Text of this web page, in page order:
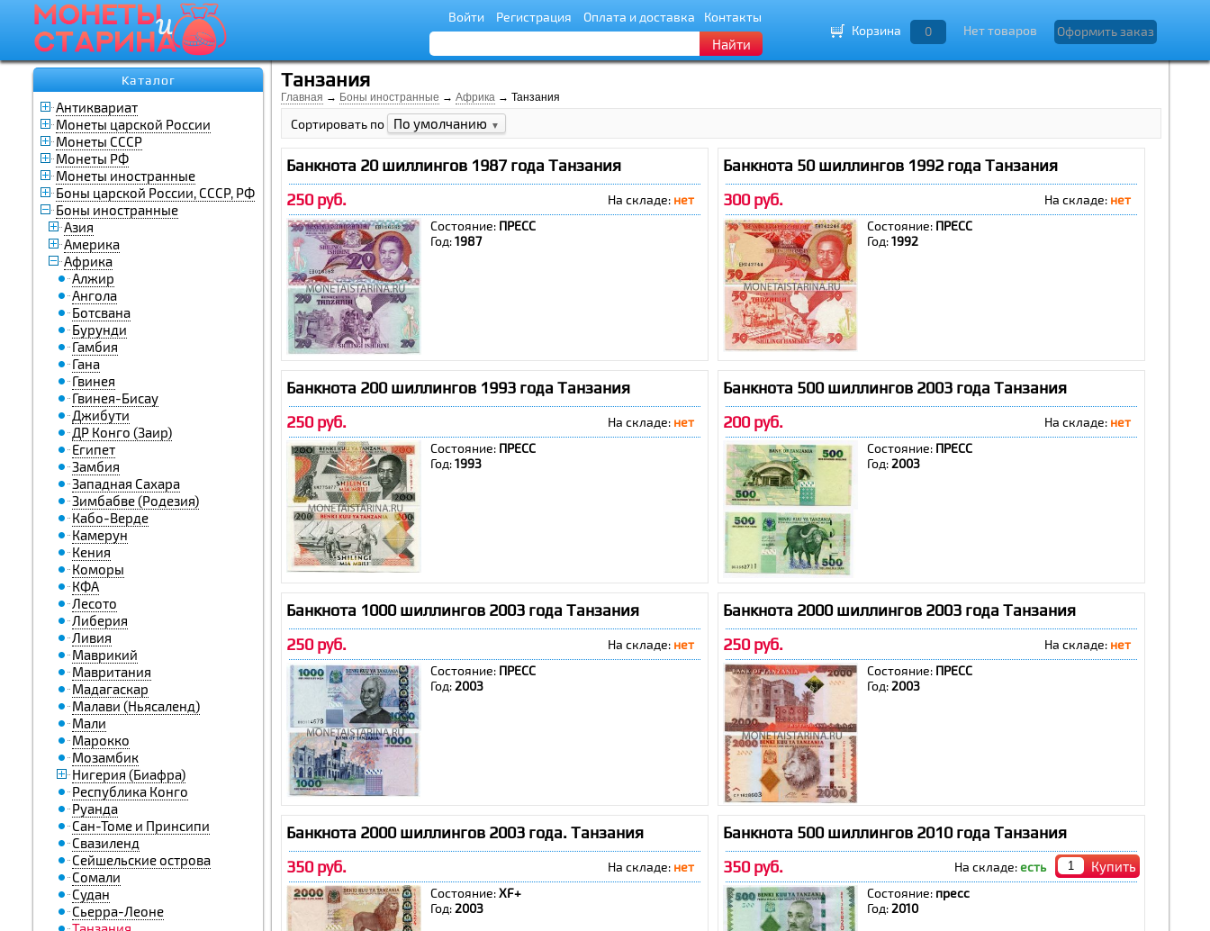
Войти Регистрация Оплата и доставка Контакты
Найти
Корзина 0 Нет товаров Оформить заказ
Каталог
Антиквариат
Монеты царской России
Монеты СССР
Монеты РФ
Монеты иностранные
Боны царской России, СССР, РФ
Боны иностранные
Азия
Америка
Африка
Алжир
Ангола
Ботсвана
Бурунди
Гамбия
Гана
Гвинея
Гвинея-Бисау
Джибути
ДР Конго (Заир)
Египет
Замбия
Западная Сахара
Зимбабве (Родезия)
Кабо-Верде
Камерун
Кения
Коморы
КФА
Лесото
Либерия
Ливия
Маврикий
Мавритания
Мадагаскар
Малави (Ньясаленд)
Мали
Марокко
Мозамбик
Нигерия (Биафра)
Республика Конго
Руанда
Сан-Томе и Принсипи
Свазиленд
Сейшельские острова
Сомали
Судан
Сьерра-Леоне
Танзания
Главная → Боны иностранные → Африка → Танзания
Сортировать по По умолчанию ▼
Банкнота 20 шиллингов 1987 года Танзания
250 руб.
На складе: нет
Состояние: ПРЕСС
Год:1987
Банкнота 50 шиллингов 1992 года Танзания
300 руб.
На складе: нет
Состояние: ПРЕСС
Год:1992
Банкнота 200 шиллингов 1993 года Танзания
250 руб.
На складе: нет
Состояние: ПРЕСС
Год:1993
Банкнота 500 шиллингов 2003 года Танзания
200 руб.
На складе: нет
Состояние: ПРЕСС
Год:2003
Банкнота 1000 шиллингов 2003 года Танзания
250 руб.
На складе: нет
Состояние: ПРЕСС
Год:2003
Банкнота 2000 шиллингов 2003 года Танзания
250 руб.
На складе: нет
Состояние: ПРЕСС
Год:2003
Банкнота 2000 шиллингов 2003 года. Танзания
350 руб.
На складе: нет
Состояние:ХF+
Год:2003
Банкнота 500 шиллингов 2010 года Танзания
350 руб.
На складе:есть Купить
Состояние: пресс
Год:2010